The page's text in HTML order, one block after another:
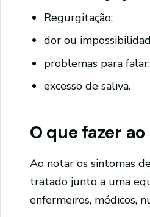
Regurgitação;
dor ou
problemas para falar;
excesso de saliva.
O que fazer
Ao notar os sintomas
tratado junto a uma
enfermeiros, médicos,